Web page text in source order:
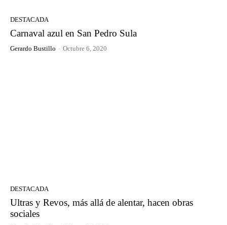
DESTACADA
Carnaval azul en San Pedro Sula
Gerardo Bustillo - Octubre 6, 2020
DESTACADA
Ultras y Revos, más allá de alentar, hacen obras
sociales